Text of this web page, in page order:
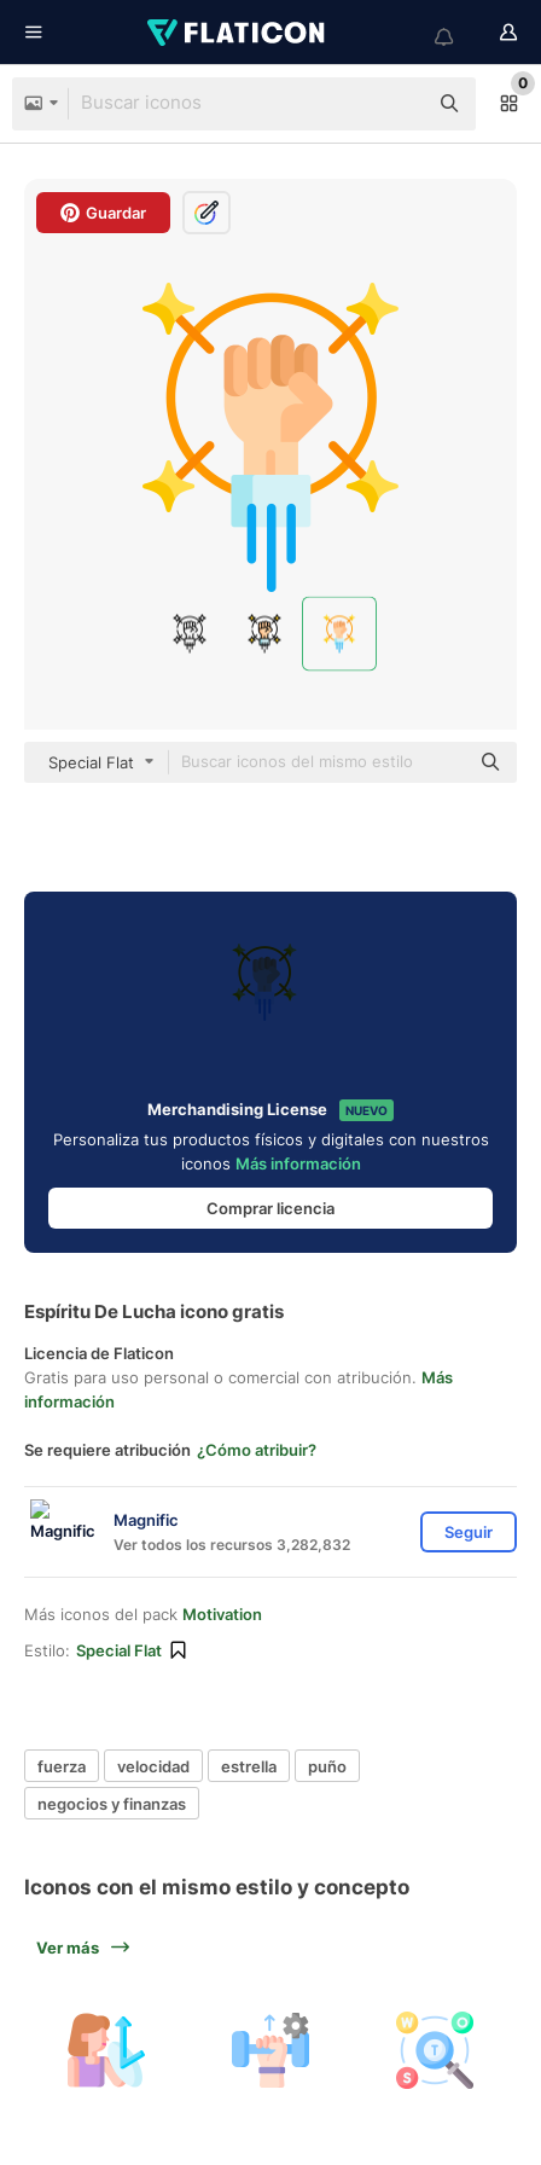
0
Guardar
Special Flat
Merchandising License NUEVO
Personaliza tus productos físicos y digitales con nuestros
iconos Más información
Comprar licencia
Espíritu De Lucha icono gratis
Licencia de Flaticon
Gratis para uso personal o comercial con atribución. Más
información
Se requiere atribución ¿Cómo atribuir?
Magnific
Ver todos los recursos 3,282,832
Seguir
Más iconos del pack Motivation
Estilo: Special Flat
fuerza velocidad estrella
puño
negocios y finanzas
Iconos con el mismo estilo y concepto
Ver más